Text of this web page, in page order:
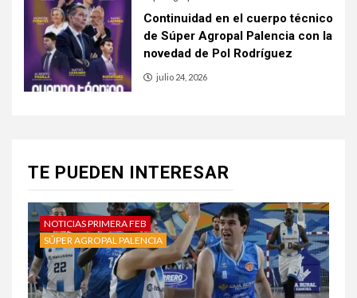
Continuidad en el cuerpo técnico
de Súper Agropal Palencia con la
novedad de Pol Rodríguez
julio 24, 2026
TE PUEDEN INTERESAR
NOTICIAS PRIMERA FEB
SÚPER AGROPAL PALENCIA